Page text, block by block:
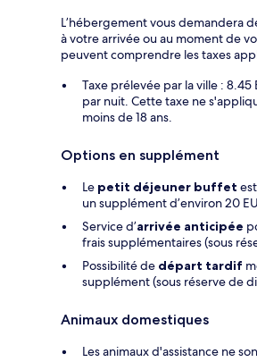
L’hébergement vous demandera
à votre arrivée ou au moment de
peuvent comprendre les taxes
Taxe prélevée par la ville : 8.45
par nuit. Cette taxe ne
moins de 18 ans.
Options en supplément
Le petit déjeuner buffet
un supplément d’environ 20
Service d’arrivée anticipée
frais supplémentaires (sous
Possibilité de départ tardif
supplément (sous réserve de
Animaux domestiques
Les animaux d'assistance ne